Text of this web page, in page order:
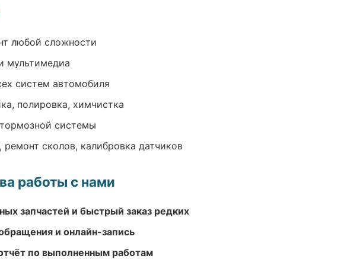
любой сложности
мультимедиа
систем автомобиля
полировка, химчистка
системы
ремонт сколов, калибровка датчиков
работы с нами
запчастей и быстрый заказ редких
и онлайн-запись
по выполненным работам